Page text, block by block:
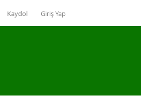
Kaydol Giriş Yap